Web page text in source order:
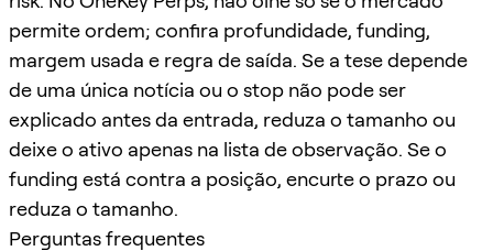
permite ordem; confira profundidade, funding,
margem usada e regra de saída. Se a tese depende
de uma única notícia ou o stop não pode ser
explicado antes da entrada, reduza o tamanho ou
deixe o ativo apenas na lista de observação. Se o
funding está contra a posição, encurte o prazo ou
reduza o tamanho.
Perguntas frequentes